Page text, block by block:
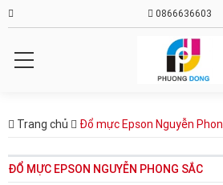
0866636603
Trang chủ Đổ mực Epson Nguyễn
ĐỔ MỰC EPSON NGUYỄN PHONG SẮC